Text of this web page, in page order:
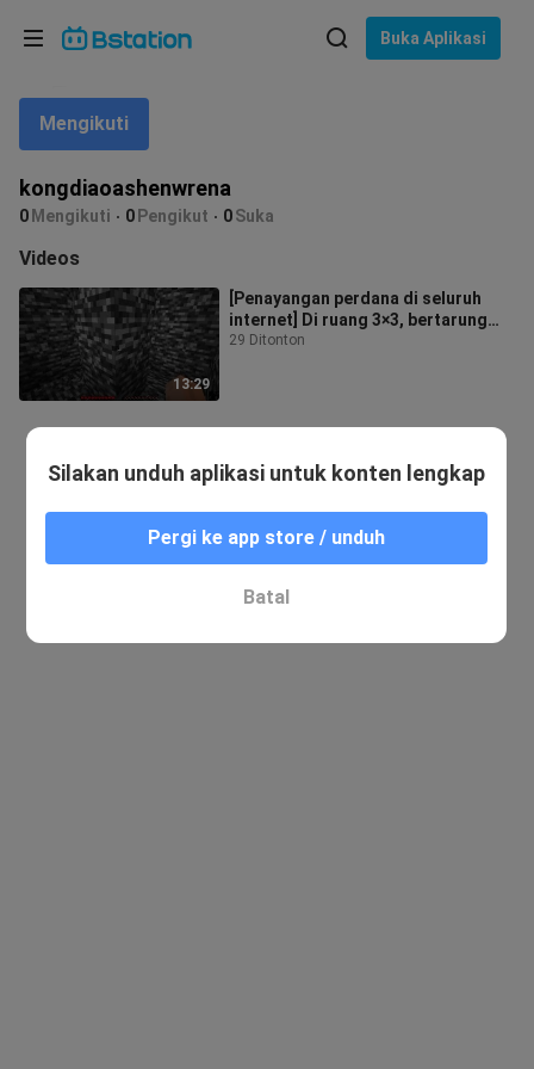
Buka Aplikasi
kongdiaoashenwrena
0 Mengikuti 0 Pengikut 0Suka
Mengikuti
Videos
13:29
[Penayangan perdana di seluruh
internet] Di ruang 3×3, bertarung
tanpa senjata hingga terluka parah,
29 Ditonton
Silakan unduh aplikasi untuk konten lengkap
Pergi ke app store / unduh
Batal
Bahasa: Bahasa Indonesia
Pilih bahasa
English
Tiếng Việt
Bahasa Melayu